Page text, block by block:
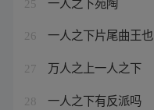
25
26 一人之下片尾曲王也
27 万人之上一人之下
28 一人之下有反派吗